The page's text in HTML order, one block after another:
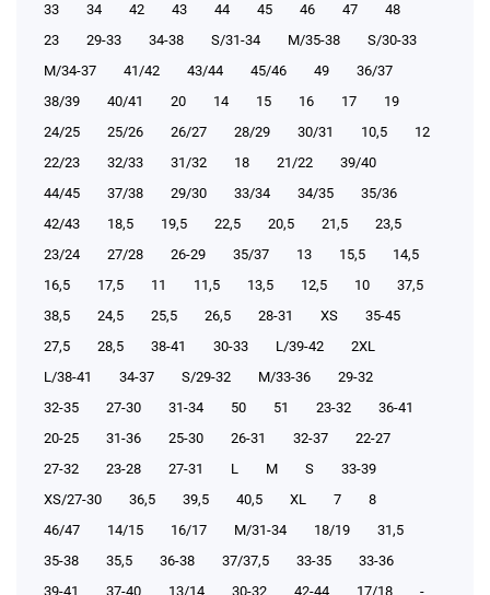
33
34 42 43 44 45 46 47
48
23
29-33 34-38 S/31-34 М/35-38
S/30-33
М/34-37
41/42 43/44 45/46 49
36/37
38/39
40/41 20 14 15 16 17
19
24/25
25/26 26/27 28/29 30/31 10,5
12
22/23
32/33 31/32 18 21/22
39/40
44/45
37/38 29/30 33/34 34/35
35/36
42/43
18,5 19,5 22,5 20,5 21,5
23,5
23/24
27/28 26-29 35/37 13 15,5
14,5
16,5
17,5 11 11,5 13,5 12,5 10
37,5
38,5
24,5 25,5 26,5 28-31 XS
35-45
27,5
28,5 38-41 30-33 L/39-42
2XL
L/38-41
34-37 S/29-32 М/33-36
29-32
32-35
27-30 31-34 50 51 23-32
36-41
20-25
31-36 25-30 26-31 32-37
22-27
27-32
23-28 27-31 L M S
33-39
XS/27-30
36,5 39,5 40,5 XL 7
8
46/47
14/15 16/17 М/31-34 18/19
31,5
35-38
35,5 36-38 37/37,5 33-35
33-36
39-41
37-40 13/14 30-32 42-44 17/18 -